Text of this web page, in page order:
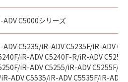
の条項またはその一部が法
と決定された場合でも、そ
ADV C5000シリーズ
ADV C5235/iR-ADV C5235F/iR-ADV
iR-ADV C5240F-R/iR-ADV
iR-ADV C5255/iR-ADV C5255F/
ADV C5535/iR-ADV C5535F/iR-ADV